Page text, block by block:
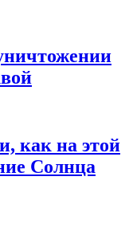
как на этой
Солнца